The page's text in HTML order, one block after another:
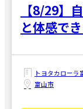
【8/29】
と体感で
トヨタカローラ
富山市